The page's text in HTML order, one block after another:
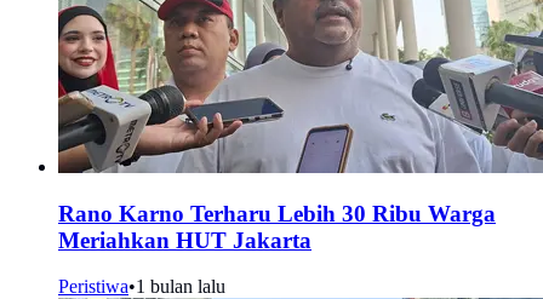
Rano Karno Terharu Lebih 30 Ribu Warga
Meriahkan HUT Jakarta
Peristiwa•1 bulan lalu